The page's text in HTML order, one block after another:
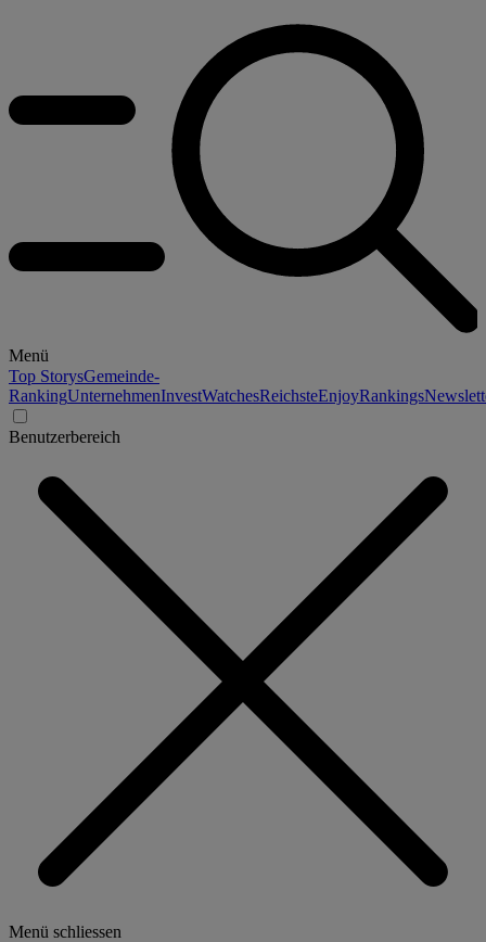
Menü
Top StorysGemeinde-
RankingUnternehmenInvestWatchesReichsteEnjoyRankings
Benutzerbereich
Menü schliessen